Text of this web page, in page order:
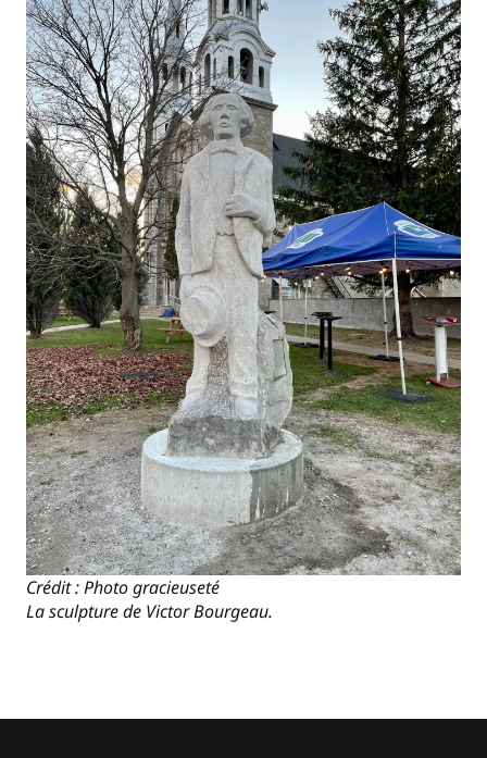
Crédit : Photo gracieuseté
La sculpture de Victor Bourgeau.